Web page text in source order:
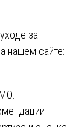
за
нашем сайте: